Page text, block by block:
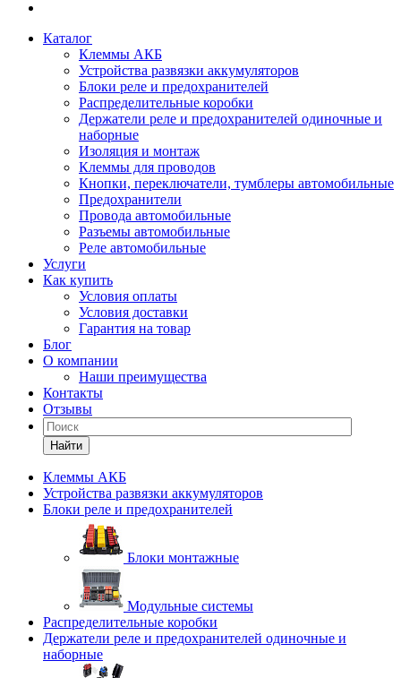
Каталог
Клеммы АКБ
Устройства развязки аккумуляторов
Блоки реле и предохранителей
Распределительные коробки
Держатели реле и предохранителей одиночные и
наборные
Изоляция и монтаж
Клеммы для проводов
Кнопки, переключатели, тумблеры автомобильные
Предохранители
Провода автомобильные
Разъемы автомобильные
Реле автомобильные
Услуги
Как купить
Условия оплаты
Условия доставки
Гарантия на товар
Блог
О компании
Наши преимущества
Контакты
Отзывы
Найти
Клеммы АКБ
Устройства развязки аккумуляторов
Блоки реле и предохранителей
Блоки монтажные
Модульные системы
Распределительные коробки
Держатели реле и предохранителей одиночные и
наборные